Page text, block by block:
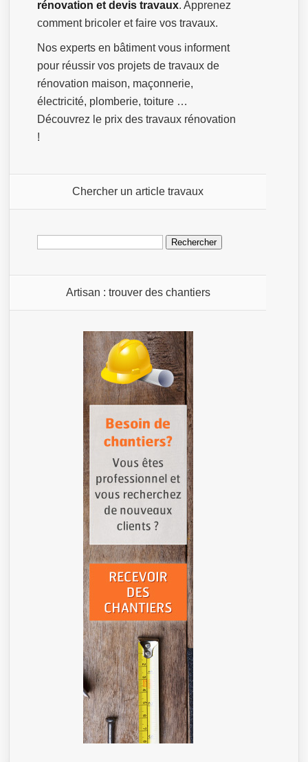
rénovation et devis travaux. Apprenez
comment bricoler et faire vos travaux.
Nos experts en bâtiment vous informent
pour réussir vos projets de travaux de
rénovation maison, maçonnerie,
électricité, plomberie, toiture …
Découvrez le prix des travaux rénovation
!
Chercher un article travaux
Rechercher :
Artisan : trouver des chantiers